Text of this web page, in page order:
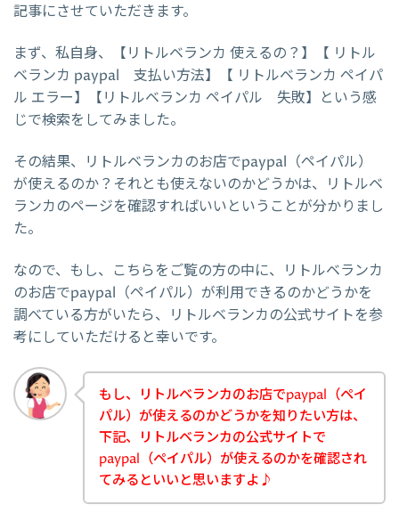
記事にさせていただきます。
まず、私自身、【リトルベランカ 使えるの？】【 リトル
ベランカ paypal 支払い方法】【 リトルベランカ ペイパ
ル エラー】【リトルベランカ ペイパル 失敗】という感
じで検索をしてみました。
その結果、リトルベランカのお店でpaypal（ペイパル）
が使えるのか？それとも使えないのかどうかは、リトルベ
ランカのページを確認すればいいということが分かりまし
た。
なので、もし、こちらをご覧の方の中に、リトルベランカ
のお店でpaypal（ペイパル）が利用できるのかどうかを
調べている方がいたら、リトルベランカの公式サイトを参
考にしていただけると幸いです。
もし、リトルベランカのお店でpaypal（ペイ
パル）が使えるのかどうかを知りたい方は、
下記、リトルベランカの公式サイトで
paypal（ペイパル）が使えるのかを確認され
てみるといいと思いますよ♪